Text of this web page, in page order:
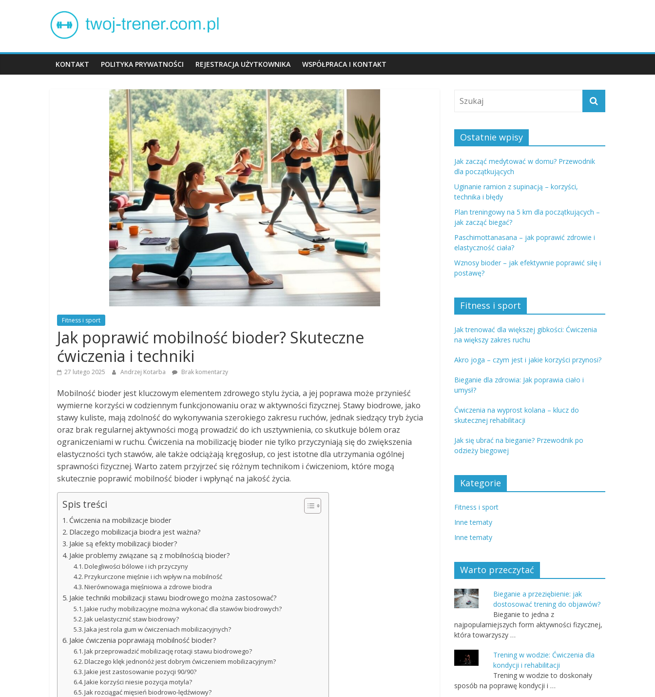
Twój
trener
KONTAKT POLITYKA PRYWATNOŚCI REJESTRACJA UŻYTKOWNIKA WSPÓŁPRACA I KONTAKT
Fitness i sport
Jak poprawić mobilność bioder? Skuteczne
ćwiczenia i techniki
27 lutego 2025 Andrzej Kotarba Brak komentarzy
Mobilność bioder jest kluczowym elementem zdrowego stylu życia, a jej poprawa może przynieść
wymierne korzyści w codziennym funkcjonowaniu oraz w aktywności fizycznej. Stawy biodrowe, jako
stawy kuliste, mają zdolność do wykonywania szerokiego zakresu ruchów, jednak siedzący tryb życia
oraz brak regularnej aktywności mogą prowadzić do ich usztywnienia, co skutkuje bólem oraz
ograniczeniami w ruchu. Ćwiczenia na mobilizację bioder nie tylko przyczyniają się do zwiększenia
elastyczności tych stawów, ale także odciążają kręgosłup, co jest istotne dla utrzymania ogólnej
sprawności fizycznej. Warto zatem przyjrzeć się różnym technikom i ćwiczeniom, które mogą
skutecznie poprawić mobilność bioder i wpłynąć na jakość życia.
Spis treści
Ćwiczenia na mobilizacje bioder
Dlaczego mobilizacja biodra jest ważna?
Jakie są efekty mobilizacji bioder?
Jakie problemy związane są z mobilnością bioder?
Dolegliwości bólowe i ich przyczyny
Przykurczone mięśnie i ich wpływ na mobilność
Nierównowaga mięśniowa a zdrowe biodra
Jakie techniki mobilizacji stawu biodrowego można zastosować?
Jakie ruchy mobilizacyjne można wykonać dla stawów biodrowych?
Jak uelastycznić staw biodrowy?
Jaka jest rola gum w ćwiczeniach mobilizacyjnych?
Jakie ćwiczenia poprawiają mobilność bioder?
Jak przeprowadzić mobilizację rotacji stawu biodrowego?
Dlaczego klęk jednonóż jest dobrym ćwiczeniem mobilizacyjnym?
Jakie jest zastosowanie pozycji 90/90?
Jakie korzyści niesie pozycja motyla?
Jak rozciągać mięsień biodrowo-lędźwiowy?
Ostatnie wpisy
Jak zacząć medytować w domu? Przewodnik
dla początkujących
Uginanie ramion z supinacją – korzyści,
technika i błędy
Plan treningowy na 5 km dla początkujących –
jak zacząć biegać?
Paschimottanasana – jak poprawić zdrowie i
elastyczność ciała?
Wznosy bioder – jak efektywnie poprawić siłę i
postawę?
Fitness i sport
Jak trenować dla większej gibkości: Ćwiczenia
na większy zakres ruchu
Akro joga – czym jest i jakie korzyści przynosi?
Bieganie dla zdrowia: Jak poprawia ciało i
umysł?
Ćwiczenia na wyprost kolana – klucz do
skutecznej rehabilitacji
Jak się ubrać na bieganie? Przewodnik po
odzieży biegowej
Kategorie
Fitness i sport
Inne tematy
Inne tematy
Warto przeczytać
Bieganie a przeziębienie: jak
dostosować trening do objawów?
Bieganie to jedna z
najpopularniejszych form aktywności fizycznej,
która towarzyszy …
Trening w wodzie: Ćwiczenia dla
kondycji i rehabilitacji
Trening w wodzie to doskonały
sposób na poprawę kondycji i …